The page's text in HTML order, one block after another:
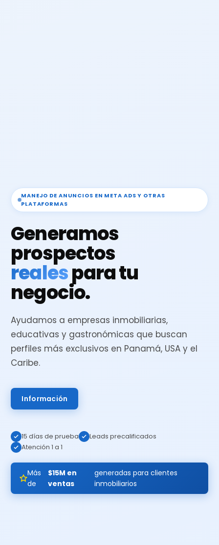
MANEJO DE ANUNCIOS EN META ADS Y OTRAS
PLATAFORMAS
Generamos
prospectos
realespara tu
negocio.
Ayudamos a empresas inmobiliarias,
educativas y gastronómicas que buscan
perfiles más exclusivos en Panamá, USA y el
Caribe.
Información
15 días de prueba
Leads precalificados
Atención 1 a 1
Más
de
$15M en
ventas
generadas para clientes
inmobiliarios